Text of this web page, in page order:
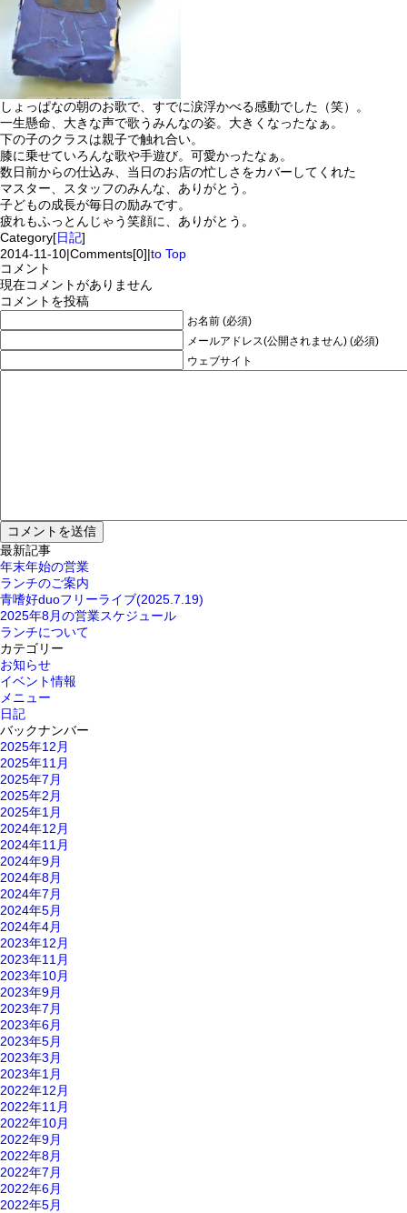
しょっぱなの朝のお歌で、すでに涙浮かべる感動でした（笑）。
一生懸命、大きな声で歌うみんなの姿。大きくなったなぁ。
下の子のクラスは親子で触れ合い。
膝に乗せていろんな歌や手遊び。可愛かったなぁ。
数日前からの仕込み、当日のお店の忙しさをカバーしてくれた
マスター、スタッフのみんな、ありがとう。
子どもの成長が毎日の励みです。
疲れもふっとんじゃう笑顔に、ありがとう。
Category[日記]
2014-11-10|Comments[0]|to Top
コメント
現在コメントがありません
コメントを投稿
お名前 (必須)
メールアドレス(公開されません) (必須)
ウェブサイト
最新記事
年末年始の営業
ランチのご案内
青嗜好duoフリーライブ(2025.7.19)
2025年8月の営業スケジュール
ランチについて
カテゴリー
お知らせ
イベント情報
メニュー
日記
バックナンバー
2025年12月
2025年11月
2025年7月
2025年2月
2025年1月
2024年12月
2024年11月
2024年9月
2024年8月
2024年7月
2024年5月
2024年4月
2023年12月
2023年11月
2023年10月
2023年9月
2023年7月
2023年6月
2023年5月
2023年3月
2023年1月
2022年12月
2022年11月
2022年10月
2022年9月
2022年8月
2022年7月
2022年6月
2022年5月